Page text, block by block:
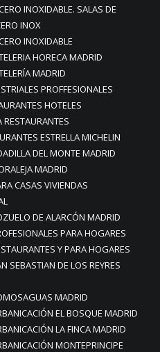
INOXIDABLE. SALAS DE
INOX
INOXIDABLE
HORECA MADRID
MADRID
PROFFESIONALES
HOTELES
RESTAURANTES
ESTRELLA MICHELIN
DEL MONTE MADRID
MADRID
CASAS VIVIENDAS
DE ALARCÓN MADRID
PARA HOGARES
Y PARA HOGARES
SEBASTIAN DE LOS REYRES
MADRID
EL BOSQUE MADRID
LA FINCA MADRID
MONTEPRINCIPE